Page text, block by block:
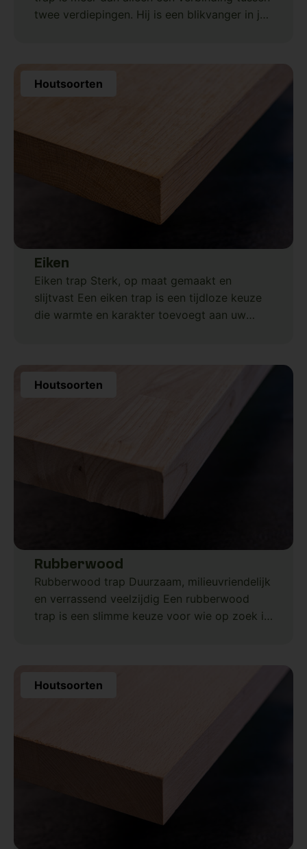
twee verdiepingen. Hij is een blikvanger in je
Houtsoorten
Eiken
Eiken trap Sterk, op maat gemaakt en
slijtvast Een eiken trap is een tijdloze keuze
die warmte en karakter toevoegt aan uw
Houtsoorten
Rubberwood
Rubberwood trap Duurzaam, milieuvriendelijk
en verrassend veelzijdig Een rubberwood
trap is een slimme keuze voor wie op zoek is
Houtsoorten